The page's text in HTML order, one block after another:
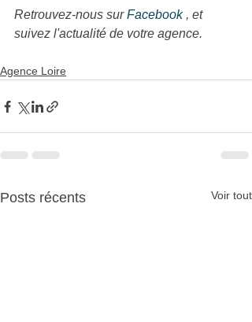
Retrouvez-nous sur Facebook , et
suivez l'actualité de votre agence.
Agence Loire
Posts récents Voir tout